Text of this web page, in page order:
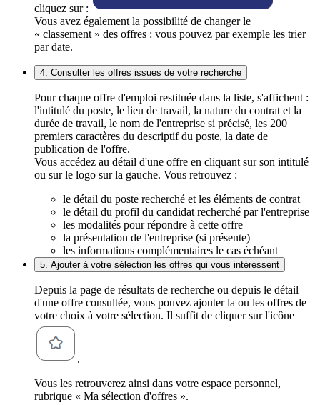
cliquez sur :
Vous avez également la possibilité de changer le
« classement » des offres : vous pouvez par exemple les trier
par date.
4. Consulter les offres issues de votre recherche
Pour chaque offre d'emploi restituée dans la liste, s'affichent :
l'intitulé du poste, le lieu de travail, la nature du contrat et la
durée de travail, le nom de l'entreprise si précisé, les 200
premiers caractères du descriptif du poste, la date de
publication de l'offre.
Vous accédez au détail d'une offre en cliquant sur son intitulé
ou sur le logo sur la gauche. Vous retrouvez :
le détail du poste recherché et les éléments de contrat
le détail du profil du candidat recherché par l'entreprise
les modalités pour répondre à cette offre
la présentation de l'entreprise (si présente)
les informations complémentaires le cas échéant
5. Ajouter à votre sélection les offres qui vous intéressent
Depuis la page de résultats de recherche ou depuis le détail
d'une offre consultée, vous pouvez ajouter la ou les offres de
votre choix à votre sélection. Il suffit de cliquer sur l'icône
.
Vous les retrouverez ainsi dans votre espace personnel,
rubrique « Ma sélection d'offres ».